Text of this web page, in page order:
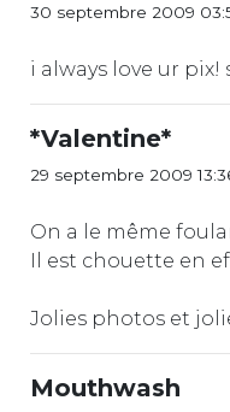
30 septembre 2009
i always love ur pix!
*Valentine*
29 septembre 2009
On a le même
Il est chouette en
Jolies photos et
Mouthwash